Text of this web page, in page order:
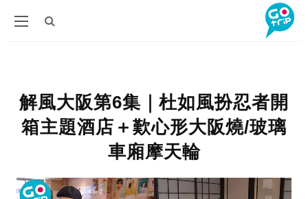
解風大阪第6集｜杜如風扮忍者開
箱主題酒店＋歎心形大阪燒/玻璃
車廂摩天輪